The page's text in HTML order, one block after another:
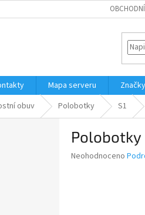
Mapa serveru
Značky
obuv Polobotky S1
Polobotky
Průměrné
Neohodnoceno